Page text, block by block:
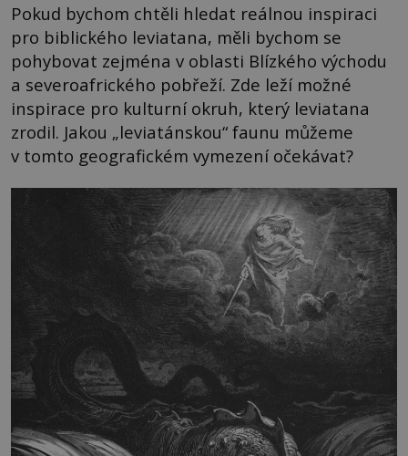
Pokud bychom chtěli hledat reálnou inspiraci
pro biblického leviatana, měli bychom se
pohybovat zejména v oblasti Blízkého východu
a severoafrického pobřeží. Zde leží možné
inspirace pro kulturní okruh, který leviatana
zrodil. Jakou „leviatánskou“ faunu můžeme
v tomto geografickém vymezení očekávat?